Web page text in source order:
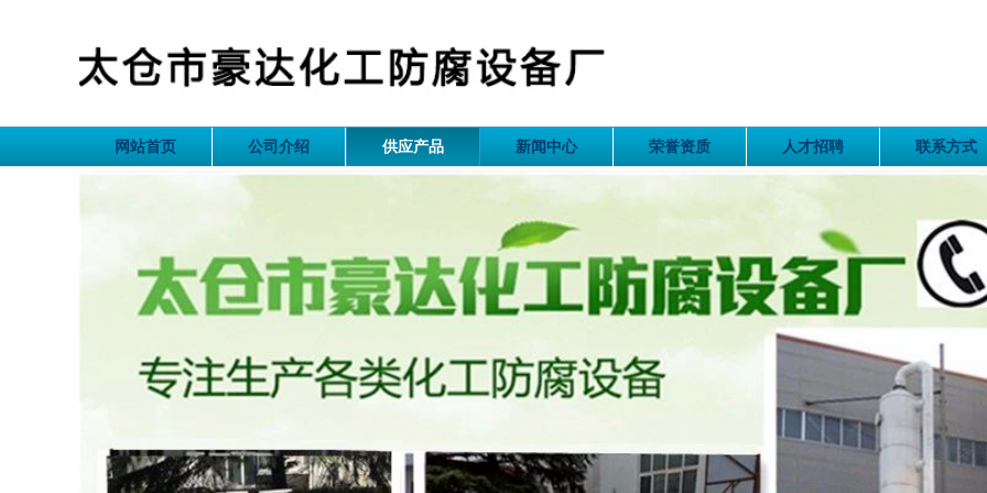
网站首页 公司介绍 供应产品 新闻中心 荣誉资质 人才招聘 联系方式